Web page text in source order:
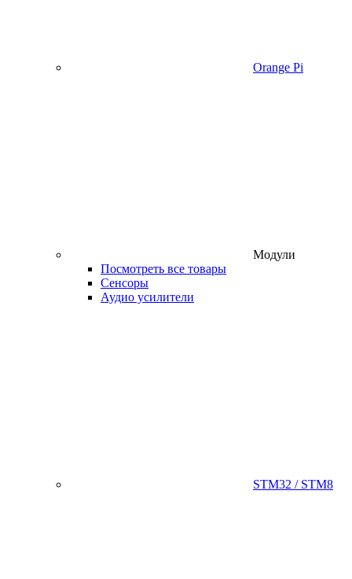
Orange Pi
Модули
Посмотреть все товары
Сенсоры
Аудио усилители
STM32 / STM8